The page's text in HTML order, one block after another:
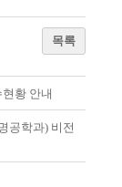
목록
황 안내
공학과) 비전